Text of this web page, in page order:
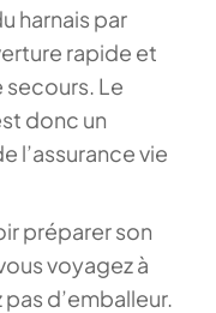
harnais par
rapide et
Le
donc un
l’assurance vie
préparer son
voyagez à
d’emballeur.